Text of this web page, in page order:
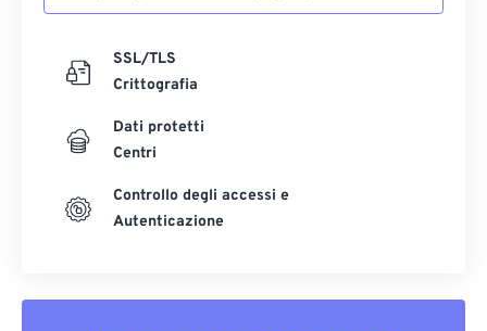
SSL/TLS
Crittografia
Dati protetti
Centri
Controllo degli accessi e
Autenticazione